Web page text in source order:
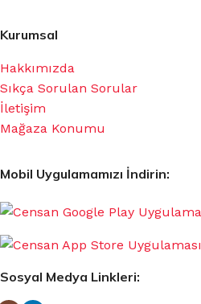
Kurumsal
Hakkımızda
Sıkça Sorulan Sorular
İletişim
Mağaza Konumu
Mobil Uygulamamızı İndirin:
Sosyal Medya Linkleri: